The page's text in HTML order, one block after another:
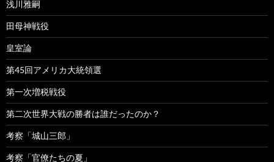
浅川雅嗣
田母神戦役
皇室論
第45回アメリカ大統領選
第一次増税戦役
第二次世界大戦の勝者は誰だったのか？
考察「城山三郎」
考察「官僚たちの夏」